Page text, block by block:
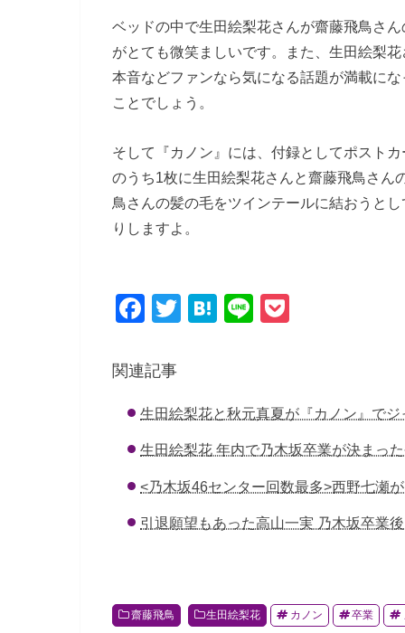
ベッドの中で生田絵梨花さんが齋藤飛鳥さ
がとても微笑ましいです。また、生田絵梨
本音などファンなら気になる話題が満載に
ことでしょう。
そして『カノン』には、付録としてポスト
のうち1枚に生田絵梨花さんと齋藤飛鳥さん
鳥さんの髪の毛をツインテールに結おうと
りしますよ。
F
c
b
o
o
k
T
H
a
Li
関連記事
生田絵梨花と秋元真夏が『カノン』で
生田絵梨花 年内で乃木坂卒業が決まっ
<乃木坂46センター回数最多>西野七瀬
引退願望もあった高山一実 乃木坂卒業
齋藤飛鳥 生田絵梨花 カノン 卒業